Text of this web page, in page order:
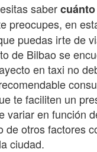
saber
preocupes, en
puedas irte de
de Bilbao se
en taxi no
te faciliten un
variar en función
de otros factores
ciudad.